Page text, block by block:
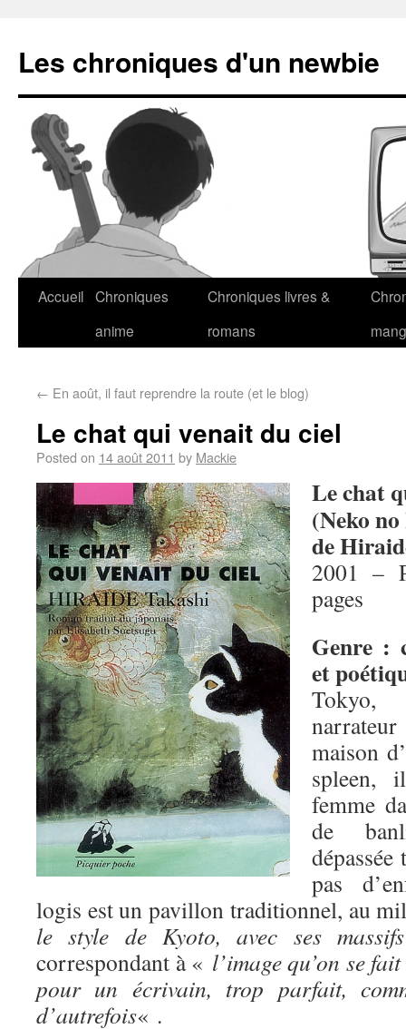
Les chroniques d'un newbie
Accueil Chroniques
anime
Chroniques livres &
romans
← En août, il faut reprendre la route (et le blog)
Le chat qui venait du ciel
Posted on 14 août 2011 by Mackie
Le chat
(Neko
de
2001 –
pages
Genre :
et
maison
spleen,
femme
de
pas
logis est un pavillon traditionnel, au
le style de Kyoto, avec ses
correspondant à « l’image qu’on se
pour un écrivain, trop parfait,
d’autrefois« .